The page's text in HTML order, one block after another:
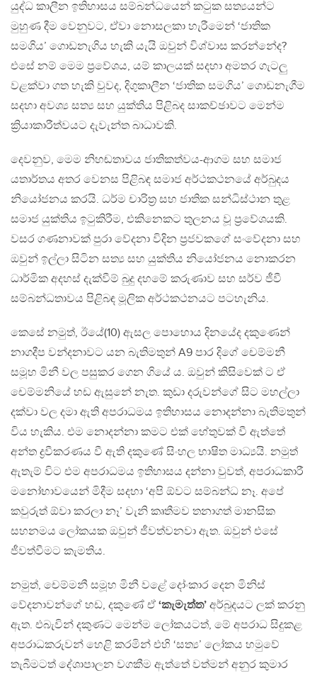
යුද්ධ කාලීන ඉතිහාසය සම්බන්ධයෙන් කටුක සත්‍යයන්ට
මුහුණ දීම වෙනුවට, ඒවා නොසලකා හැරීමෙන් ‘ජාතික
සමගිය’ ගොඩනැගිය හැකි යැයි ඔවුන් විශ්වාස කරන්නේද?
එසේ නම් මෙම ප්‍රවේශය, යම් කාලයක් සදහා අමතර ගැටලු
වළක්වා ගත හැකි වුවද, දිගුකාලීන ‘ජාතික සමගිය’ ගොඩනැගීම
සදහා අවශ්‍ය සත්‍ය සහ යුක්තිය පිළිබද සාකච්ඡාවට මෙන්ම
ක්‍රියාකාරීත්වයට දැවැන්ත බාධාවකි.
දෙවනුව, මෙම නිහඬතාවය ජාතිකත්වය-ආගම සහ සමාජ
යතාර්තය අතර වෙනස පිළිබඳ සමාජ අර්ථකථනයේ අර්බුදය
නියෝජනය කරයි. ධර්ම චාරිත්‍ර සහ ජාතික සන්ධිස්ථාන තුළ
සමාජ යුක්තිය ඉටුකිරීම, එකිනෙකට තුලනය වූ ප්‍රවේශයකි.
වසර ගණනාවක් පුරා වේදනා විදින ප්‍රජවකගේ සංවේදනා සහ
ඔවුන් ඉල්ලා සිටින සත්‍ය සහ යුක්තිය නියෝජනය නොකරන
ධාර්මික අදහස් දැක්වීම් බුදු දහමේ කරුණාව සහ සර්ව ජීවී
සම්බන්ධතාවය පිළිබඳ මූලික අර්ථකථනයට පටහැනිය.
කෙසේ නමුත්, ඊයේ(10) ඇසල පොහොය දිනයේද දකුණෙන්
නාගදීප වන්දනාවට යන බැතිමතුන් A9 පාර දිගේ චෙම්මනී
සමූහ මිනී වල පසුකර ගෙන ගියේ ය. ඔවුන් කිසිවෙක් ට ඒ
චෙම්මනියේ හඩ ඇසුනේ නැත. කුඩා දරුවන්ගේ සිට මහල්ලා
දක්වා වල දමා ඇති අපරාධමය ඉතිහාසය නොදන්නා බැතිමතුන්
විය හැකිය. එම නොදන්නා කමට එක් හේතුවක් වී ඇත්තේ
අන්ත ද්‍රවීකරණය වී ඇති දකුණේ සිංහල භාෂිත මාධ්‍යයි. නමුත්
ඇතැම් විට එම අපරාධමය ඉතිහාසය දන්නා වුවත්, අපරාධකාරී
මනෝභාවයෙන් මිදීම සදහා ‘අපි ඕවට සම්බන්ධ නෑ. අපේ
කවුරුත් ඕවා කරලා නෑ’ වැනි කෘතීමව තනාගත් මානසික
සහනමය ලෝකයක ඔවුන් ජීවත්වනවා ඇත. ඔවුන් එසේ
ජීවත්වීමට කැමතිය.
නමුත්, චෙම්මනී සමූහ මිනී වළේ දෝංකාර දෙන මිනිස්
වේදනාවන්ගේ හඩ, දකුණේ ඒ ‘කැමැත්ත’ අර්බුදයට ලක් කරනු
ඇත. එබැවින් දකුණට මෙන්ම ලෝකයටත්, මේ අපරාධ සිදුකළ
අපරාධකරුවන් හෙළි කරමින් එහි ‘සත්‍ය’ ලෝකය හමුවේ
තැබීමටත් දේශාපාලන වගකීම ඇත්තේ වත්මන් අනුර කුමාර